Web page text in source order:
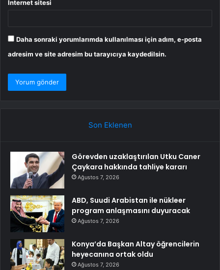
İnternet sitesi
Daha sonraki yorumlarımda kullanılması için adım, e-posta
adresim ve site adresim bu tarayıcıya kaydedilsin.
Son Eklenen
Görevden uzaklaştırılan Utku Caner
Çaykara hakkında tahliye kararı
Ağustos 7, 2026
ABD, Suudi Arabistan ile nükleer
program anlaşmasını duyuracak
Ağustos 7, 2026
Konya’da Başkan Altay öğrencilerin
heyecanına ortak oldu
Ağustos 7, 2026